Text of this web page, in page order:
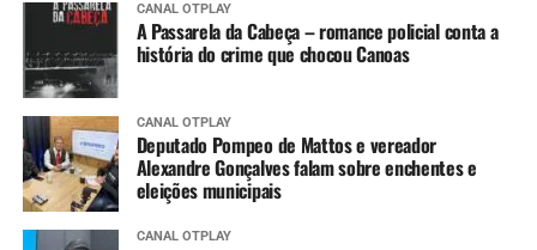
CANAL OTPLAY
A Passarela da Cabeça – romance policial conta a
história do crime que chocou Canoas
CANAL OTPLAY
Deputado Pompeo de Mattos e vereador
Alexandre Gonçalves falam sobre enchentes e
eleições municipais
CANAL OTPLAY